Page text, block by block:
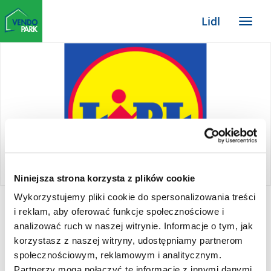
Niniejsza strona korzysta z plików cookie
Wykorzystujemy pliki cookie do spersonalizowania treści
i reklam, aby oferować funkcje społecznościowe i
analizować ruch w naszej witrynie. Informacje o tym, jak
korzystasz z naszej witryny, udostępniamy partnerom
społecznościowym, reklamowym i analitycznym.
Zum
Haupt-
Inhalt
Menü
Lidl
Lidl
Lidl Polska należy do międzynarodowej grupy